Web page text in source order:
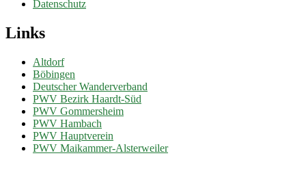
Datenschutz
Links
Altdorf
Böbingen
Deutscher Wanderverband
PWV Bezirk Haardt-Süd
PWV Gommersheim
PWV Hambach
PWV Hauptverein
PWV Maikammer-Alsterweiler